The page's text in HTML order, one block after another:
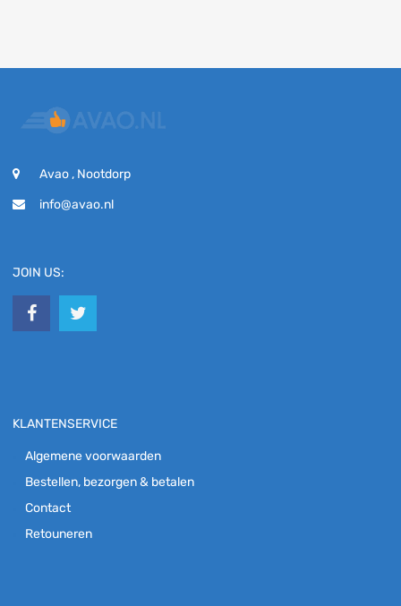
Avao , Nootdorp
info@avao.nl
JOIN US:
KLANTENSERVICE
Algemene voorwaarden
Bestellen, bezorgen & betalen
Contact
Retouneren